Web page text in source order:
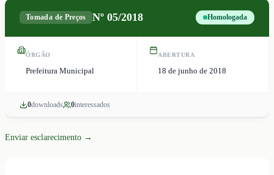
Tomada de Preços Nº 05/2018 Homologada
ÓRGÃO
Prefeitura Municipal
ABERTURA
18 de junho de 2018
0downloads 0interessados
Enviar esclarecimento →